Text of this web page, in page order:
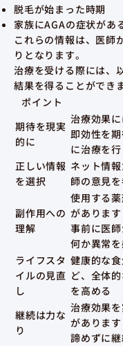
脱毛が始まった時期
家族にAGAの症状があ
これらの情報は、医師
りとなります。
治療を受ける際には、
結果を得ることができ
ポイント
期待を現実
的に
治療効果
即効性を
に治療を行
正しい情報
を選択
ネット情
師の意見
副作用への
理解
使用する
があります
事前に医
何か異常
ライフスタ
イルの見直
し
健康的な
ど、全体
を高める
継続は力な
り
治療効果
があります
諦めずに